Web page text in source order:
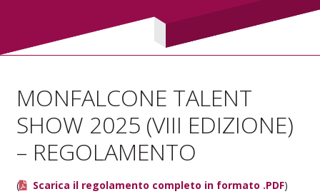
MONFALCONE TALENT
SHOW 2025 (VIII EDIZIONE)
– REGOLAMENTO
( Scarica il regolamento completo in formato .PDF)